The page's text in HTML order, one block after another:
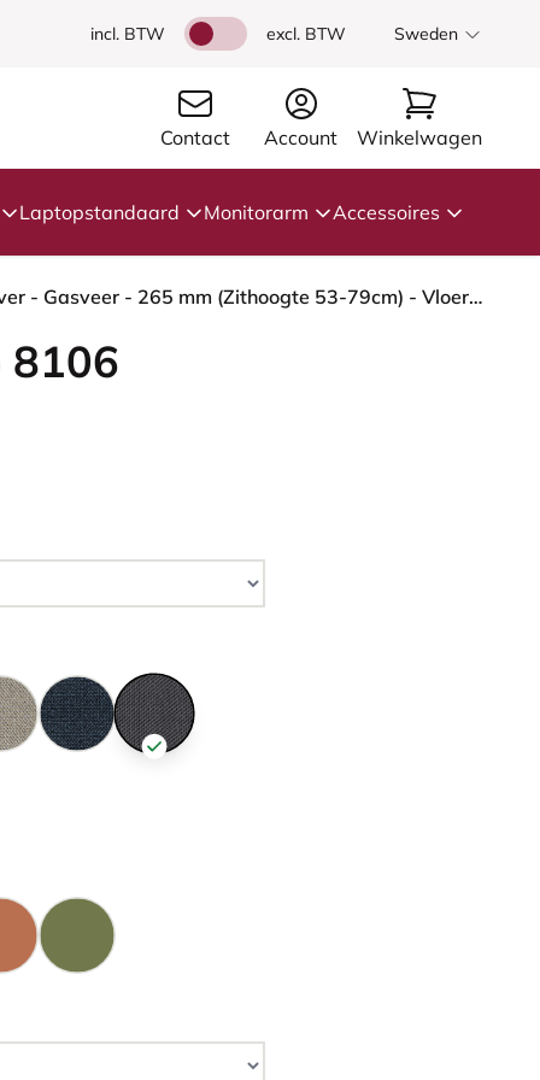
incl. BTW excl. BTW Sweden
Contact Account Winkelwagen
Laptopstandaard Monitorarm Accessoires
HÅG Capisco 8106 - Capture (Gabriel) - Wol / Polyamide - CPT4601 - Dark grey - Framekleur - Zilver - Gasveer - 265 mm (Zithoogte 53-79cm) - Vloercontact - Zachte wielen t.b.v. harde vloeren - Voetenring - Nee, geen voetenring - Voetster - Nee, voetster...
8106